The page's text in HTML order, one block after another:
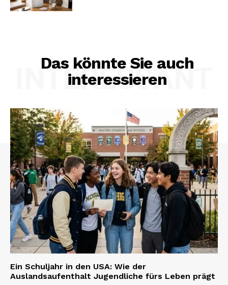
Das könnte Sie auch
interessieren
INTERESSANT
Ein Schuljahr in den USA: Wie der
Auslandsaufenthalt Jugendliche fürs Leben prägt